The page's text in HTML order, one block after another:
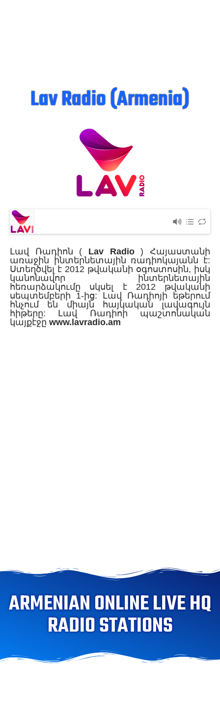
Lav Radio (Armenia)​
Լավ Ռադիոն ( Lav Radio) Հայաստանի
առաջին ինտերնետային ռադիոկայանն է:
Ստեղծվել է 2012 թվականի օգոստոսին, իսկ
կանոնավոր ինտերնետային
հեռարձակումը սկսել է 2012 թվականի
սեպտեմբերի 1-ից: Լավ Ռադիոյի եթերում
հնչում են միայն հայկական լավագույն
հիթերը: Լավ Ռադիոի պաշտոնական
կայքէջը www.lavradio.am
ARMENIAN ONLINE LIVE HQ
RADIO STATIONS